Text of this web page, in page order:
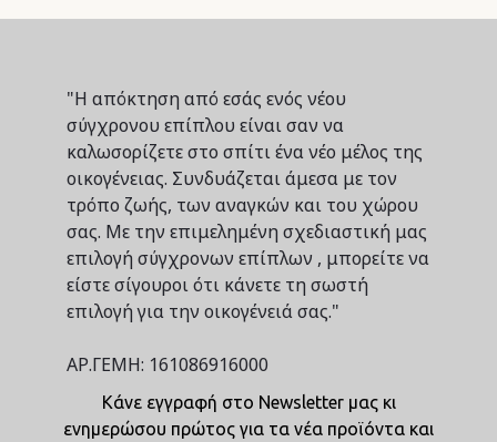
"Η απόκτηση από εσάς ενός νέου
σύγχρονου επίπλου είναι σαν να
καλωσορίζετε στο σπίτι ένα νέο μέλος της
οικογένειας. Συνδυάζεται άμεσα με τον
τρόπο ζωής, των αναγκών και του χώρου
σας. Με την επιμελημένη σχεδιαστική μας
επιλογή σύγχρονων επίπλων , μπορείτε να
είστε σίγουροι ότι κάνετε τη σωστή
επιλογή για την οικογένειά σας."
ΑΡ.ΓΕΜΗ: 161086916000
Κάνε εγγραφή στο Newsletter μας κι
ενημερώσου πρώτος για τα νέα προϊόντα και